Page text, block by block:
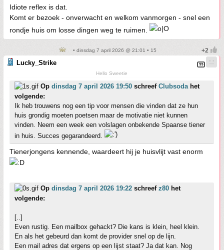
Idiote reflex is dat.
Komt er bezoek - onverwacht en welkom vanmorgen - snel een
rondje huis om losse dingen weg te ruimen.
• dinsdag 7 april 2026 @ 21:01 • 15
Lucky_Strike
Hello Sweetie
Op dinsdag 7 april 2026 19:50 schreef Clubsodahet
volgende:
Ik heb trouwens nog een tip voor mensen die vinden dat ze hun
huis grondig moeten poetsen maar de motivatie niet kunnen
vinden. Neem een week een volslagen onbekende Spaanse tiener
in huis. Succes gegarandeerd.
Tienerjongens kennende, waardeert hij je huisvlijt vast enorm
Op dinsdag 7 april 2026 19:22 schreef z80 het
volgende:
[..]
Even rustig. Een mailbox gehackt? Die kans is klein, heel klein.
En als het gebeurd dan komt de provider snel op de lijn.
Een mail adres dat ergens op een lijst staat? Ja dat kan. Nog